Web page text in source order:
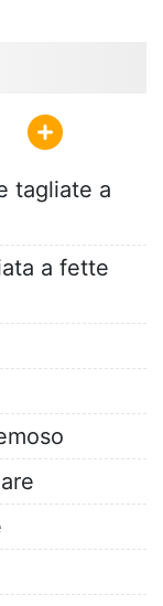
tagliate a
a fette